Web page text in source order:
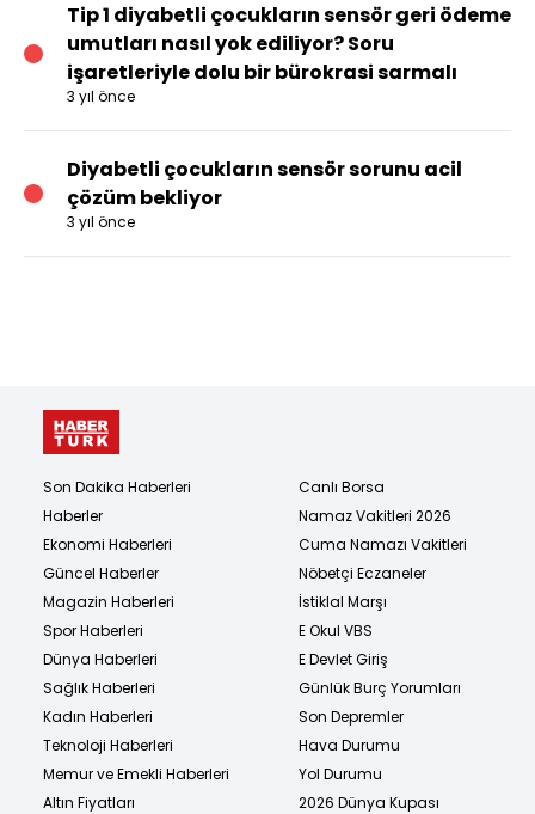
Tip 1 diyabetli çocukların sensör geri ödeme
umutları nasıl yok ediliyor? Soru
işaretleriyle dolu bir bürokrasi sarmalı
3 yıl önce
Diyabetli çocukların sensör sorunu acil
çözüm bekliyor
3 yıl önce
Son Dakika Haberleri
Haberler
Ekonomi Haberleri
Güncel Haberler
Magazin Haberleri
Spor Haberleri
Dünya Haberleri
Sağlık Haberleri
Kadın Haberleri
Teknoloji Haberleri
Memur ve Emekli Haberleri
Altın Fiyatları
Canlı Borsa
Namaz Vakitleri 2026
Cuma Namazı Vakitleri
Nöbetçi Eczaneler
İstiklal Marşı
E Okul VBS
E Devlet Giriş
Günlük Burç Yorumları
Son Depremler
Hava Durumu
Yol Durumu
2026 Dünya Kupası